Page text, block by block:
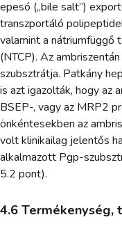
epesó („bile salt”)
transzportáló
valamint a
(NTCP). Az
szubsztrátja. Patkány
is azt igazolták, hogy az
BSEP-, vagy az MRP2
önkéntesekben az
volt klinikailag jelentős
alkalmazott Pgp-
5.2 pont).
4.6 Termékenység,